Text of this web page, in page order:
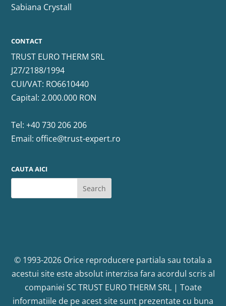
Sabiana Crystall
CONTACT
TRUST EURO THERM SRL
J27/2188/1994
CUI/VAT: RO6610440
Capital: 2.000.000 RON
Tel:+40 730 206 206
Email: office@trust-expert.ro
CAUTA AICI
© 1993-2026 Orice reproducere partiala sau totala a
acestui site este absolut interzisa fara acordul scris al
companiei SC TRUST EURO THERM SRL | Toate
informatiile de pe acest site sunt prezentate cu buna